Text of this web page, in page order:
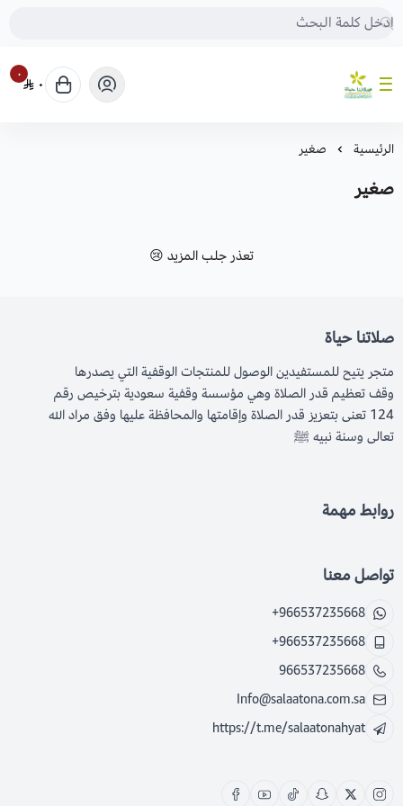
صلاتنا حياة
٠
٠
الرئيسية صغير
صغير
تعذر جلب المزيد 😢
صلاتنا حياة
متجر يتيح للمستفيدين الوصول للمنتجات الوقفية التي يصدرها
وقف تعظيم قدر الصلاة وهي مؤسسة وقفية سعودية بترخيص رقم
124 تعنى بتعزيز قدر الصلاة وإقامتها والمحافظة عليها وفق مراد الله
تعالى وسنة نبيه ﷺ
روابط مهمة
تواصل معنا
+966537235668
+966537235668
966537235668
Info@salaatona.com.sa
https://t.me/salaatonahyat